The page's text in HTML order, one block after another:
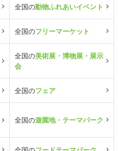
全国の動物ふれあいイベント
全国のフリーマーケット
全国の美術展・博物展・展示
会
全国のフェア
全国の遊園地・テーマパーク